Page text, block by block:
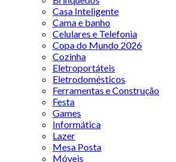
Casa Inteligente
Cama e banho
Celulares e Telefonia
Copa do Mundo 2026
Cozinha
Eletroportáteis
Eletrodomésticos
Ferramentas e Construção
Festa
Games
Informática
Lazer
Mesa Posta
Móveis